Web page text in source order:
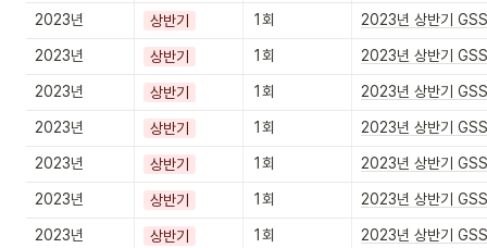
2023년 상반기 1회 2023년 상반기
2023년 상반기 1회 2023년 상반기
2023년 상반기 1회 2023년 상반기
2023년 상반기 1회 2023년 상반기
2023년 상반기 1회 2023년 상반기
2023년 상반기 1회 2023년 상반기
2023년 상반기 1회 2023년 상반기